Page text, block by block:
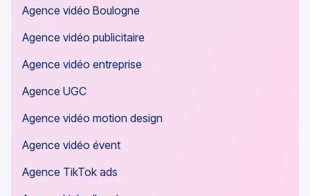
Agence vidéo Boulogne
Agence vidéo publicitaire
Agence vidéo entreprise
Agence UGC
Agence vidéo motion design
Agence vidéo évent
Agence TikTok ads